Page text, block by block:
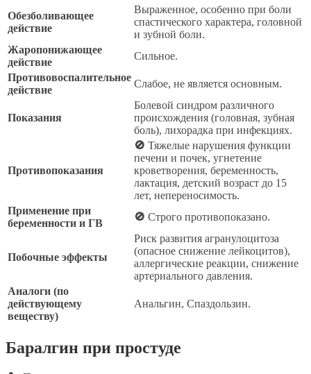
Обезболивающее
действие
Выраженное, особенно при боли
спастического характера, головной
и зубной боли.
Жаропонижающее
действие
Сильное.
Противовоспалительное
действие
Слабое, не является основным.
Показания
Болевой синдром различного
происхождения (головная, зубная
боль), лихорадка при инфекциях.
Противопоказания
🚫 Тяжелые нарушения функции
печени и почек, угнетение
кроветворения, беременность,
лактация, детский возраст до 15
лет, непереносимость.
Применение при
беременности и ГВ
🚫 Строго противопоказано.
Побочные эффекты
Риск развития агранулоцитоза
(опасное снижение лейкоцитов),
аллергические реакции, снижение
артериального давления.
Аналоги (по
действующему
веществу)
Анальгин, Спаздользин.
Баралгин при простуде